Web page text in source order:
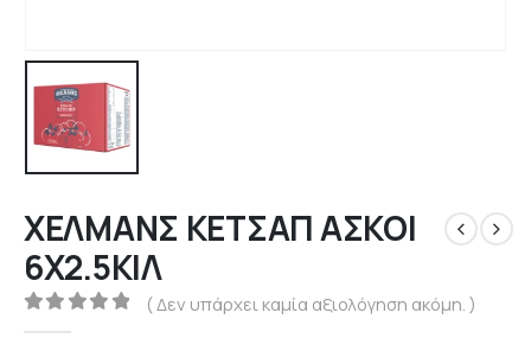
ΧΕΛΜΑΝΣ ΚΕΤΣΑΠ ΑΣΚΟΙ
6Χ2.5ΚΙΛ
0out of 5
( Δεν υπάρχει καμία αξιολόγηση ακόμη. )